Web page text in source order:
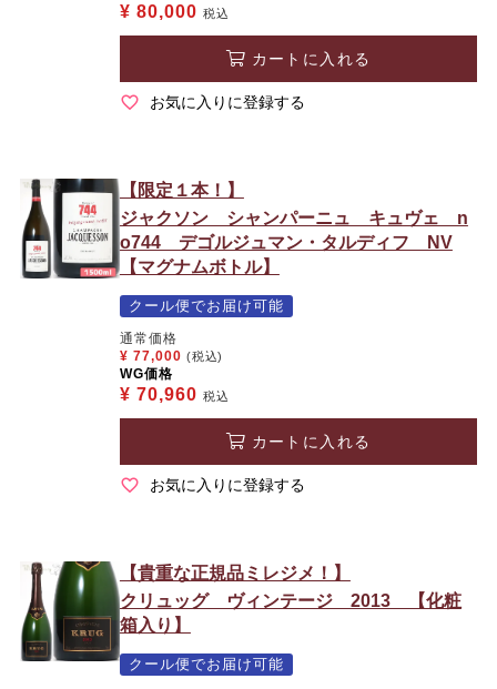
¥ 80,000 税込
カートに入れる
お気に入りに登録する
【限定１本！】
ジャクソン シャンパーニュ キュヴェ n
o744 デゴルジュマン・タルディフ NV
【マグナムボトル】
クール便でお届け可能
通常価格
¥ 77,000 (税込)
WG価格
¥ 70,960 税込
カートに入れる
お気に入りに登録する
【貴重な正規品ミレジメ！】
クリュッグ ヴィンテージ 2013 【化粧
箱入り】
クール便でお届け可能